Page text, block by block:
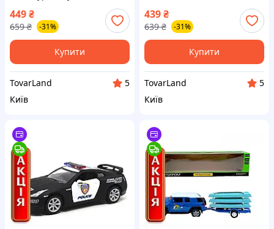
елементами що
відчиняються
449₴
659 ₴ -31%
Купити
TovarLand
5
Київ
C63 DTM гоночна модель зі
спойлером 1:43
439₴
639 ₴ -31%
Купити
TovarLand
5
Київ